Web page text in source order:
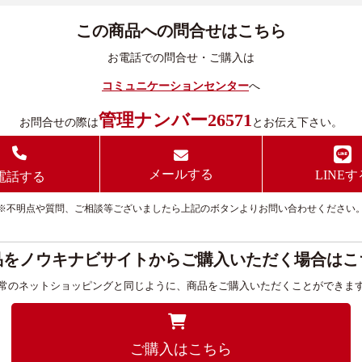
この商品への問合せはこちら
お電話での問合せ・ご購入は
コミュニケーションセンターへ
お問合せの際は管理ナンバー26571 とお伝え下さい。
話する メールする LINEす
不明点や質問、ご相談等ございましたら上記のボタンよりお問い合わせください。
ノウキナビサイトからご購入いただく場合はこ
のネットショッピングと同じように、商品をご購入いただくことができます
ご購入はこちら